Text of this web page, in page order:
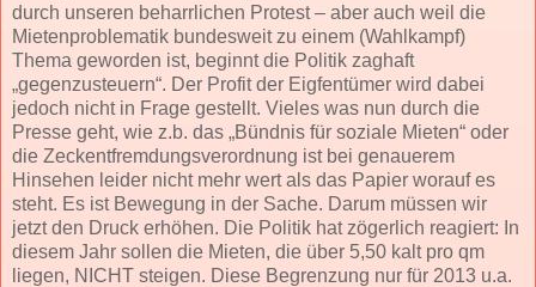
durch unseren beharrlichen Protest – aber auch weil die
Mietenproblematik bundesweit zu einem (Wahlkampf)
Thema geworden ist, beginnt die Politik zaghaft
„gegenzusteuern“. Der Profit der Eigfentümer wird dabei
jedoch nicht in Frage gestellt. Vieles was nun durch die
Presse geht, wie z.b. das „Bündnis für soziale Mieten“ oder
die Zeckentfremdungsverordnung ist bei genauerem
Hinsehen leider nicht mehr wert als das Papier worauf es
steht. Es ist Bewegung in der Sache. Darum müssen wir
jetzt den Druck erhöhen. Die Politik hat zögerlich reagiert: In
diesem Jahr sollen die Mieten, die über 5,50 kalt pro qm
liegen, NICHT steigen. Diese Begrenzung nur für 2013 u.a.